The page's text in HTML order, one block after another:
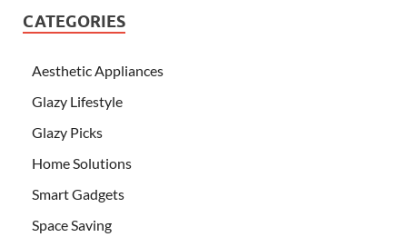
CATEGORIES
Aesthetic Appliances
Glazy Lifestyle
Glazy Picks
Home Solutions
Smart Gadgets
Space Saving